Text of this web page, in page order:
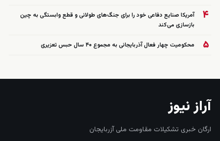
۴
آمریکا صنایع دفاعی خود را برای جنگ‌های طولانی و قطع وابستگی به چین
بازسازی می‌کند
۵ محکومیت چهار فعال آذربایجانی به مجموع ۴۰ سال حبس تعزیری
آراز نیوز
ارگان خبری تشکیلات مقاومت ملی آزربایجان